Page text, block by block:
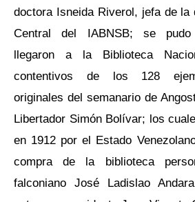
doctora Isneida Riverol, jefa de la
Central del IABNSB; se
llegaron a la Biblioteca
contentivos de los 128
originales del semanario de
Libertador Simón Bolívar; los
en 1912 por el Estado
compra de la biblioteca
falconiano José Ladislao